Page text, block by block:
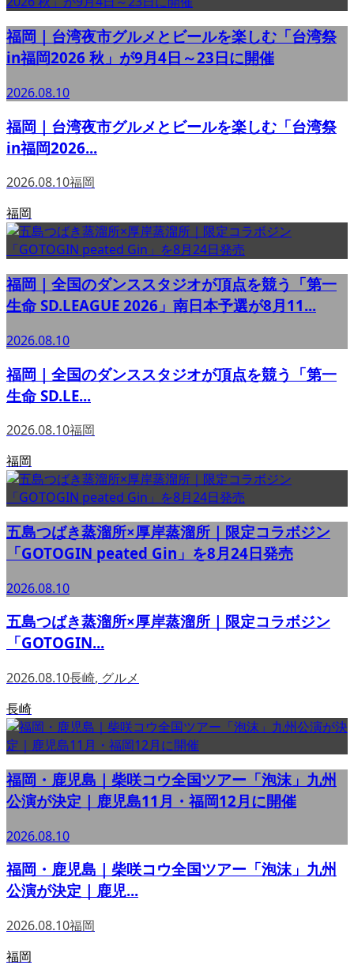
福岡｜台湾夜市グルメとビールを楽しむ「台湾祭
in福岡2026 秋」が9月4日～23日に開催
2026.08.10
福岡｜台湾夜市グルメとビールを楽しむ「台湾祭
in福岡2026...
2026.08.10福岡
福岡
福岡｜全国のダンススタジオが頂点を競う「第一
生命 SD.LEAGUE 2026」南日本予選が8月11...
2026.08.10
福岡｜全国のダンススタジオが頂点を競う「第一
生命 SD.LE...
2026.08.10福岡
福岡
五島つばき蒸溜所×厚岸蒸溜所｜限定コラボジン
「GOTOGIN peated Gin」を8月24日発売
2026.08.10
五島つばき蒸溜所×厚岸蒸溜所｜限定コラボジン
「GOTOGIN...
2026.08.10長崎, グルメ
長崎
福岡・鹿児島｜柴咲コウ全国ツアー「泡沫」九州
公演が決定｜鹿児島11月・福岡12月に開催
2026.08.10
福岡・鹿児島｜柴咲コウ全国ツアー「泡沫」九州
公演が決定｜鹿児...
2026.08.10福岡
福岡